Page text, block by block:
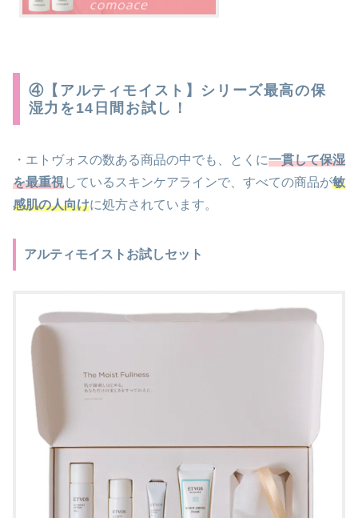
④【アルティモイスト】シリーズ最高の保
湿力を14日間お試し！
・エトヴォスの数ある商品の中でも、とくに一貫して保湿
を最重視しているスキンケアラインで、すべての商品が敏
感肌の人向けに処方されています。
アルティモイストお試しセット